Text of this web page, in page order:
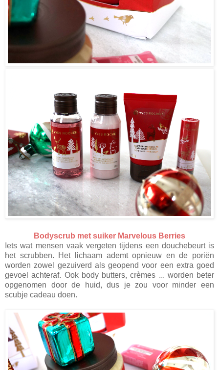
Bodyscrub met suiker Marvelous Berries
Iets wat mensen vaak vergeten tijdens een douchebeurt is
het scrubben. Het lichaam ademt opnieuw en de poriën
worden zowel gezuiverd als geopend voor een extra goed
gevoel achteraf. Ook body butters, crèmes ... worden beter
opgenomen door de huid, dus je zou voor minder een
scubje cadeau doen.